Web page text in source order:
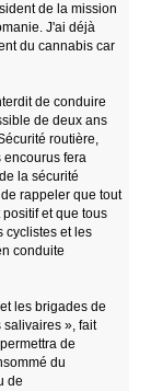
de la mission
J'ai déjà
du cannabis car
de conduire
de deux ans
routière,
encourus fera
la sécurité
rappeler que tout
et que tous
cyclistes et les
conduite
les brigades de
salivaires », fait
de
du
de